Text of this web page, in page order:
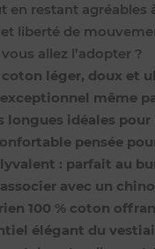
en restant
liberté de
allez l’adopter ?
coton léger, doux et
même
longues idéales
pensée
: parfait au
avec un
100 % coton
élégant du